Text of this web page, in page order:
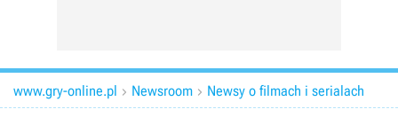
www.gry-online.pl  Newsroom  Newsy o filmach i serialach